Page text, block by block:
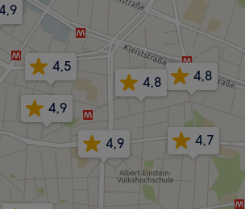
4,9
4,8
4,9
4,7
4,5
4,8